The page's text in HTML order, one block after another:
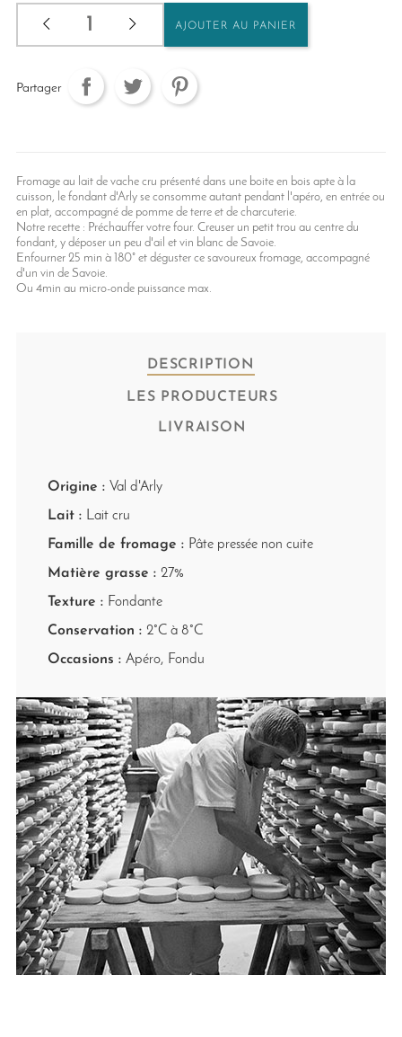
DESCRIPTION
LES PRODUCTEURS
LIVRAISON
Origine : Val d'Arly
Lait : Lait cru
Famille de fromage : Pâte pressée non cuite
Matière grasse : 27%
Texture : Fondante
Conservation : 2°C à 8°C
Occasions : Apéro, Fondu
AJOUTER AU PANIER
Partager
Fromage au lait de vache cru présenté dans une boite en bois apte à la
cuisson, le fondant d'Arly se consomme autant pendant l'apéro, en entrée ou
en plat, accompagné de pomme de terre et de charcuterie.
Notre recette : Préchauffer votre four. Creuser un petit trou au centre du
fondant, y déposer un peu d'ail et vin blanc de Savoie.
Enfourner 25 min à 180° et déguster ce savoureux fromage, accompagné
d'un vin de Savoie.
Ou 4min au micro-onde puissance max.